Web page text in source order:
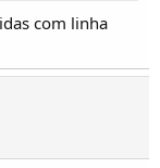
com linha